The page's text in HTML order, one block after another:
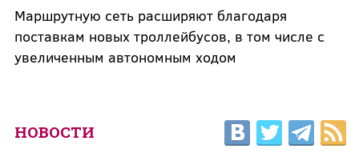
Маршрутную сеть расширяют благодаря
поставкам новых троллейбусов, в том числе с
увеличенным автономным ходом
НОВОСТИ